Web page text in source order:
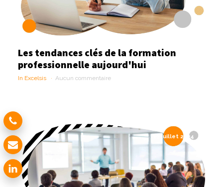
Les tendances clés de la formation
professionnelle aujourd'hui
In Excelsis Aucun commentaire
17 juillet 2024